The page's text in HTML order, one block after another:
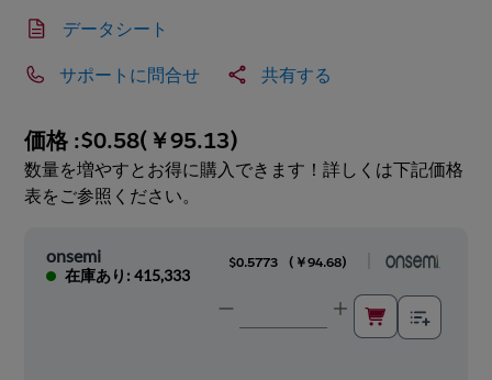
データシート
サポートに問合せ 共有する
価格 :$0.58(￥95.13)
数量を増やすとお得に購入できます！詳しくは下記価格
表をご参照ください。
onsemi
在庫あり: 415,333
$0.5773 ( ￥94.68)